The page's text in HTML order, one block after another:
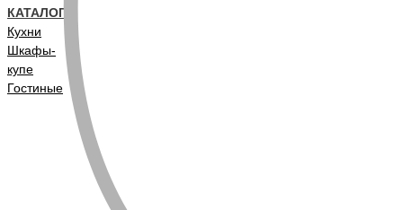
КАТАЛОГ
Кухни
Шкафы-
купе
Гостиные